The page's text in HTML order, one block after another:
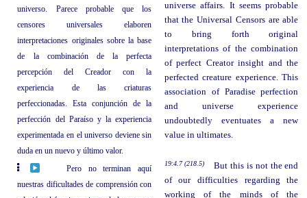
universo. Parece probable que los
censores universales elaboren
interpretaciones originales sobre la base
de la combinación de la perfecta
percepción del Creador con la
experiencia de las criaturas
perfeccionadas. Esta conjunción de la
perfección del Paraíso y la experiencia
experimentada en el universo deviene sin
duda en un nuevo y último valor.
universe affairs. It seems probable
that the Universal Censors are able
to bring forth original
interpretations of the combination
of perfect Creator insight and the
perfected creature experience. This
association of Paradise perfection
and universe experience
undoubtedly eventuates a new
value in ultimates.
Pero no terminan aquí
nuestras dificultades de comprensión con
19:4.7 (218.5)
But this is not the end
of our difficulties regarding the
working of the minds of the